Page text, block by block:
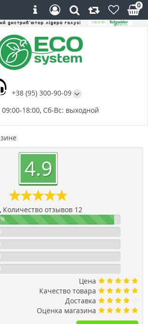
+38 (95) 300-90-09
18:00, Сб-Вс: выходной
0
4.9
Количество отзывов 12
Цена
Качество товара
Доставка
Оценка магазина